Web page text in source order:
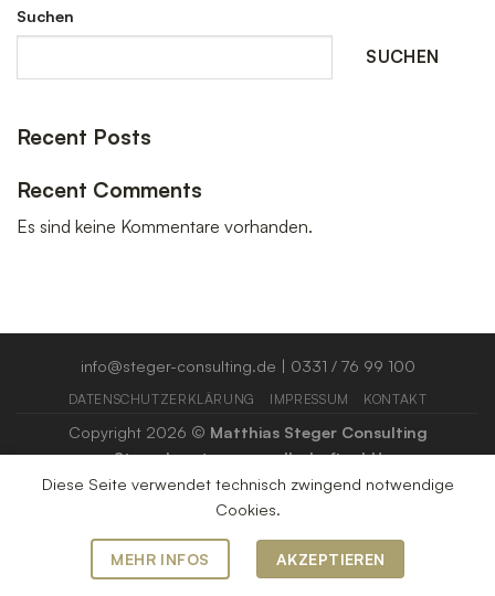
Suchen
SUCHEN
Recent Posts
Recent Comments
Es sind keine Kommentare vorhanden.
info@steger-consulting.de | 0331 / 76 99 100
DATENSCHUTZERKLÄRUNG IMPRESSUM KONTAKT
Copyright 2026 © Matthias Steger Consulting
Steuerberatungsgesellschaft mbH
Diese Seite verwendet technisch zwingend notwendige
Cookies.
MEHR INFOS AKZEPTIEREN